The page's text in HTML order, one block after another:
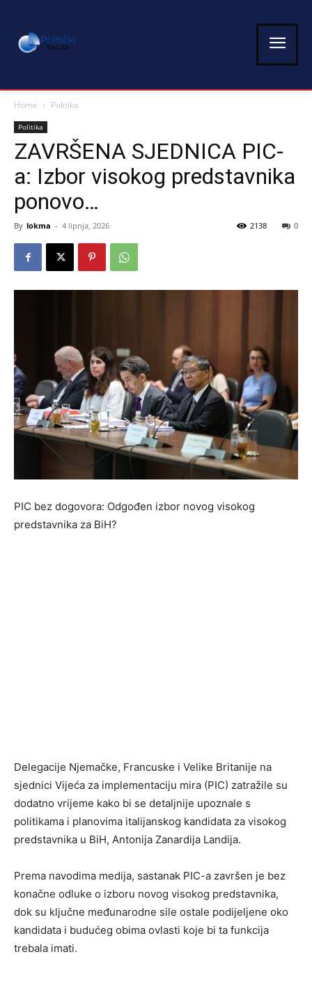
Home Politika
Politika
ZAVRŠENA SJEDNICA PIC-
a: Izbor visokog predstavnika
ponovo…
By lokma - 4 lipnja, 2026 0
2138
PIC bez dogovora: Odgođen izbor novog visokog
predstavnika za BiH?
Delegacije Njemačke, Francuske i Velike Britanije na
sjednici Vijeća za implementaciju mira (PIC) zatražile su
dodatno vrijeme kako bi se detaljnije upoznale s
politikama i planovima italijanskog kandidata za visokog
predstavnika u BiH, Antonija Zanardija Landija.
Prema navodima medija, sastanak PIC-a završen je bez
konačne odluke o izboru novog visokog predstavnika,
dok su ključne međunarodne sile ostale podijeljene oko
kandidata i budućeg obima ovlasti koje bi ta funkcija
trebala imati.